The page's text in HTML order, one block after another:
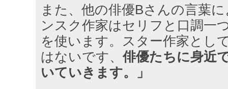
また、他の俳優Bさんの言葉
ンスク作家はセリフと口調一
を使います。スター作家とし
はないです、俳優たちに身近
いていきます。」